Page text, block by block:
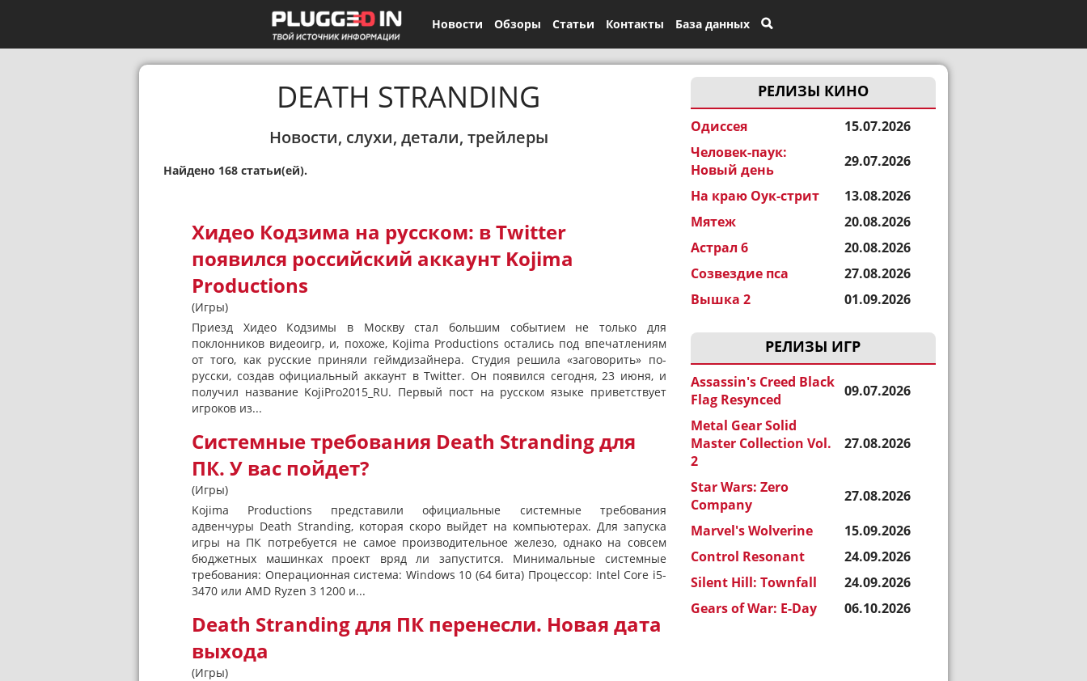
Новости Обзоры Статьи Контакты База данных
РЕЛИЗЫ КИНО
Одиссея
15.07.2026
Человек-паук:
Новый день
29.07.2026
На краю Оук-стрит
13.08.2026
Мятеж
20.08.2026
Астрал 6
20.08.2026
Созвездие пса
27.08.2026
Вышка 2
01.09.2026
РЕЛИЗЫ ИГР
Assassin's Creed Black
Flag Resynced
09.07.2026
Metal Gear Solid
Master Collection Vol.
2
27.08.2026
Star Wars: Zero
Company
27.08.2026
Marvel's Wolverine
15.09.2026
Control Resonant
24.09.2026
Silent Hill: Townfall
24.09.2026
Gears of War: E-Day
06.10.2026
DEATH STRANDING
Новости, слухи, детали, трейлеры
Найдено 168 статьи(ей).
Хидео Кодзима на русском: в Twitter
появился российский аккаунт Kojima
Productions
(Игры)
Приезд Хидео Кодзимы в Москву стал большим событием не только для
поклонников видеоигр, и, похоже, Kojima Productions остались под впечатлениям
от того, как русские приняли геймдизайнера. Студия решила «заговорить» по-
русски, создав официальный аккаунт в Twitter. Он появился сегодня, 23 июня, и
получил название KojiPro2015_RU. Первый пост на русском языке приветствует
игроков из...
Системные требования Death Stranding для
ПК. У вас пойдет?
(Игры)
Kojima Productions представили официальные системные требования
адвенчуры Death Stranding, которая скоро выйдет на компьютерах. Для запуска
игры на ПК потребуется не самое производительное железо, однако на совсем
бюджетных машинках проект вряд ли запустится. Минимальные системные
требования: Операционная система: Windows 10 (64 бита) Процессор: Intel Core i5-
3470 или AMD Ryzen 3 1200 и...
Death Stranding для ПК перенесли. Новая дата
выхода
(Игры)